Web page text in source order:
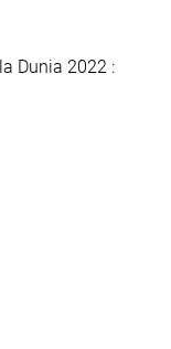
Dunia 2022 :